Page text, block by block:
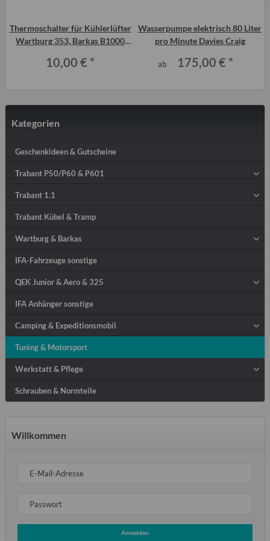
Thermoschalter für Kühlerlüfter
Wartburg 353, Barkas B1000
10,00 € *
Wasserpumpe elektrisch 80 Liter
pro Minute Davies Craig
ab 175,00 € *
Kategorien
Geschenkideen & Gutscheine
Trabant P50/P60 & P601
Trabant 1.1
Trabant Kübel & Tramp
Wartburg & Barkas
IFA-Fahrzeuge sonstige
QEK Junior & Aero & 325
IFA Anhänger sonstige
Camping & Expeditionsmobil
Tuning & Motorsport
Werkstatt & Pflege
Schrauben & Normteile
Willkommen
E-Mail-Adresse
Passwort
Anmelden